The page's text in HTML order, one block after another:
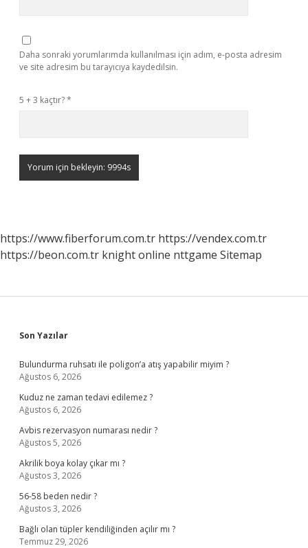
Daha sonraki yorumlarımda kullanılması için adım, e-posta adresim
ve site adresim bu tarayıcıya kaydedilsin.
5 + 3 kaçtır?*
https://www.fiberforum.com.tr https://vendex.com.tr
https://beon.com.tr knight online nttgame Sitemap
Sidebar
Son Yazılar
Bulundurma ruhsatı ile poligon’a atış yapabilir miyim ?
Ağustos 6, 2026
Kuduz ne zaman tedavi edilemez ?
Ağustos 6, 2026
Avbis rezervasyon numarası nedir ?
Ağustos 5, 2026
Akrilik boya kolay çıkar mı ?
Ağustos 3, 2026
56-58 beden nedir ?
Ağustos 3, 2026
Bağlı olan tüpler kendiliğinden açılır mı ?
Temmuz 29, 2026